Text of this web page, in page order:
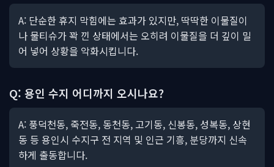
A: 단순한 휴지 막힘에는 효과가 있지만, 딱딱한 이물질이
나 물티슈가 꽉 낀 상태에서는 오히려 이물질을 더 깊이 밀
어 넣어 상황을 악화시킵니다.
Q: 용인 수지 어디까지 오시나요?
A: 풍덕천동, 죽전동, 동천동, 고기동, 신봉동, 성복동, 상현
동 등 용인시 수지구 전 지역 및 인근 기흥, 분당까지 신속
하게 출동합니다.